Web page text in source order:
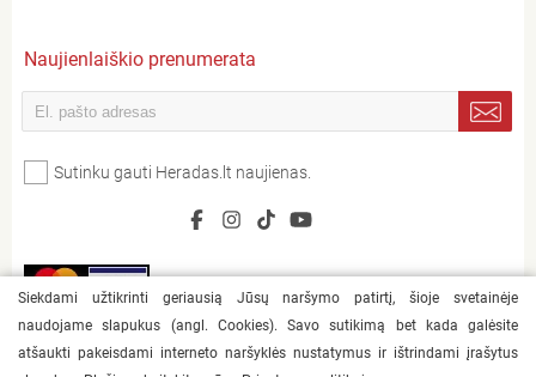
Naujienlaiškio prenumerata
Sutinku gauti Heradas.lt naujienas.
Siekdami užtikrinti geriausią Jūsų naršymo patirtį, šioje svetainėje
naudojame slapukus (angl. Cookies). Savo sutikimą bet kada galėsite
atšaukti pakeisdami interneto naršyklės nustatymus ir ištrindami įrašytus